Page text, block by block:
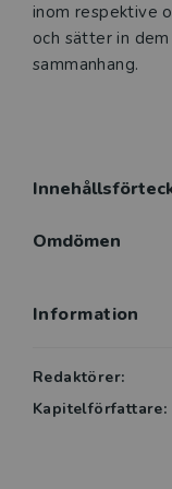
inom respektive
och sätter in
Omdömen
Information
Redaktörer:
Kapitelförfattare: